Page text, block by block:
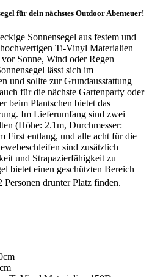
für dein nächstes Outdoor Abenteuer!
Sonnensegel aus festem und
Ti-Vinyl Materialien
Sonne, Wind oder Regen
lässt sich im
und sollte zur Grundausstattung
für die nächste Gartenparty oder
beim Plantschen bietet das
Im Lieferumfang sind zwei
(Höhe: 2.1m, Durchmesser:
First entlang, und alle acht für die
sind zusätzlich
und Strapazierfähigkeit zu
bietet einen geschützten Bereich
Personen drunter Platz finden.